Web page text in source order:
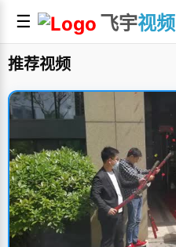
☰ 飞宇视频
推荐视频